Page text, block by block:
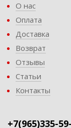
О нас
Оплата
Доставка
Возврат
Отзывы
Статьи
Контакты
+7(965)335-